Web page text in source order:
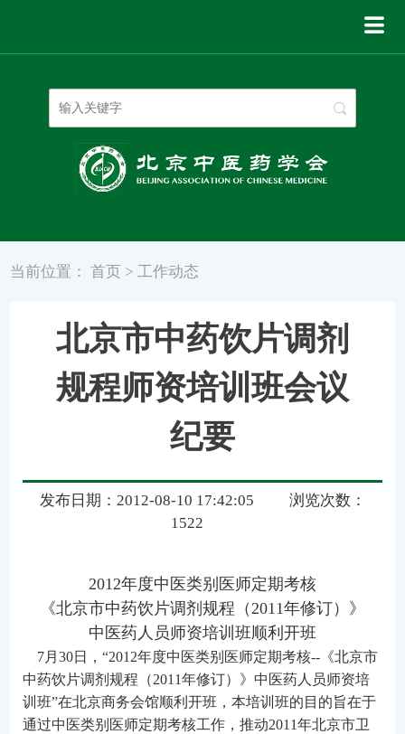
当前位置：首页 > 工作动态
北京市中药饮片调剂
规程师资培训班会议
纪要
发布日期：2012-08-10 17:42:05
浏览次数：
1522
2012年度中医类别医师定期考核
《北京市中药饮片调剂规程（2011年修订）》
中医药人员师资培训班顺利开班
7月30日，“2012年度中医类别医师定期考核--《北京市
中药饮片调剂规程（2011年修订）》中医药人员师资培
训班”在北京商务会馆顺利开班，本培训班的目的旨在于
通过中医类别医师定期考核工作，推动2011年北京市卫